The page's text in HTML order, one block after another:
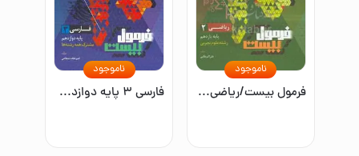
فرمول بیست/ریاضی ۲/یازدهم تجربی
ناموجود
فارسی ۳ پایه دوازدهم مشترک همه رشته‌ها
ناموجود